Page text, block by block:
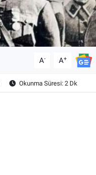
A- A+
Okunma Süresi: 2 Dk